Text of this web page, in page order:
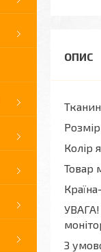
Колір
Товар
УВАГА!
З